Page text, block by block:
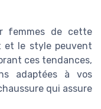
femmes de cette
et le style peuvent
ces tendances,
adaptées à vos
qui assure